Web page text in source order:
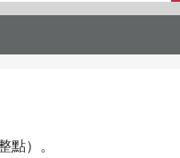
希
的
式
點）。